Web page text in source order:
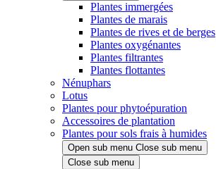
Plantes immergées
Plantes de marais
Plantes de rives et de berges
Plantes oxygénantes
Plantes filtrantes
Plantes flottantes
Nénuphars
Lotus
Plantes pour phytoépuration
Accessoires de plantation
Plantes pour sols frais à humides
Open sub menu Close sub menu
Close sub menu